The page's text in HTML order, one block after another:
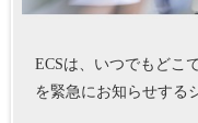
ECSは、いつでもどこ
を緊急にお知らせする